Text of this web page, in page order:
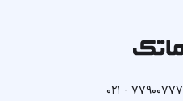
۰۲۱ - ۷۷۹۰۰۷۷۷